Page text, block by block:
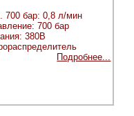
700 бар: 0,8 л/мин
700 бар
380В
Подробнее...